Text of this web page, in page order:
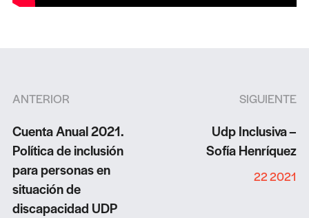
ANTERIOR
Cuenta Anual 2021.
Política de inclusión
para personas en
situación de
discapacidad UDP
SIGUIENTE
Udp Inclusiva –
Sofía Henríquez
22 2021